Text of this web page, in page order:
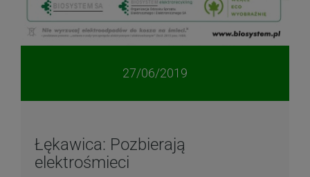
27/06/2019
Łękawica: Pozbierają
elektrośmieci